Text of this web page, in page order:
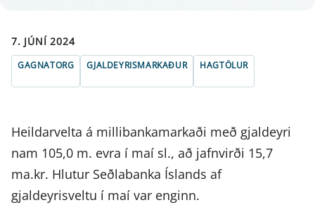
7. JÚNÍ 2024
GAGNATORG GJALDEYRISMARKAÐUR HAGTÖLUR
Heildarvelta á millibankamarkaði með gjaldeyri
nam 105,0 m. evra í maí sl., að jafnvirði 15,7
ma.kr. Hlutur Seðlabanka Íslands af
gjaldeyrisveltu í maí var enginn.